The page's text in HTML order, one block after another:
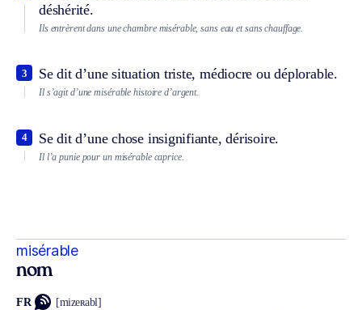
déshérité.
Ils entrèrent dans une chambre misérable, sans eau et sans chauffage.
Se dit d’une situation triste, médiocre ou déplorable.
3
Il s’agit d’une misérable histoire d’argent.
Se dit d’une chose insignifiante, dérisoire.
4
Il l’a punie pour un misérable caprice.
misérable
nom
FR [mizeʀabl]